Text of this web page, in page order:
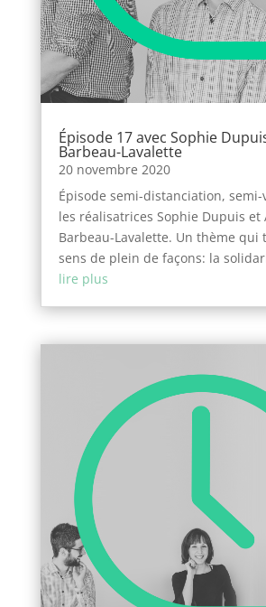
Épisode 17 avec Sophie
Barbeau-Lavalette
20 novembre 2020
Épisode semi-distanciation,
les réalisatrices Sophie Dupuis et
Barbeau-Lavalette. Un thème qui
sens de plein de façons: la
lire plus